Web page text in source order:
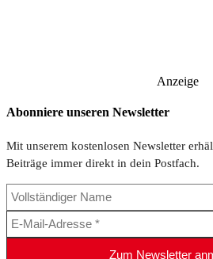
Anzeige
Abonniere unseren Newsletter
Mit unserem kostenlosen Newsletter
Beiträge immer direkt in dein Postfach.